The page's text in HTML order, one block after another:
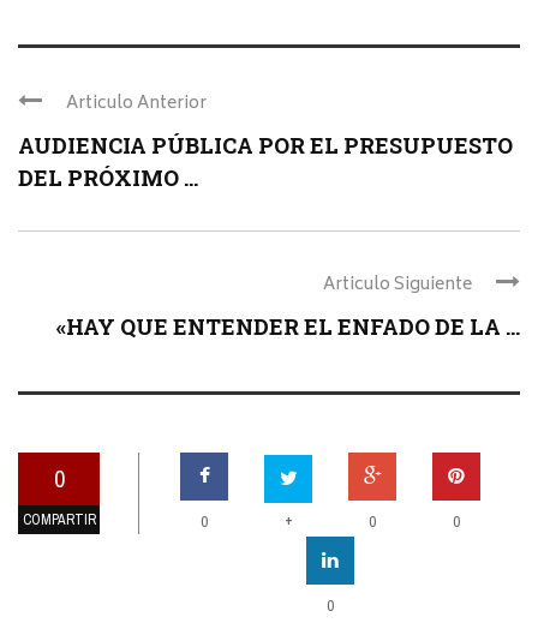
Articulo Anterior
AUDIENCIA PÚBLICA POR EL PRESUPUESTO
DEL PRÓXIMO ...
Articulo Siguiente
«HAY QUE ENTENDER EL ENFADO DE LA ...
0
COMPARTIR 0 + 0 0
0